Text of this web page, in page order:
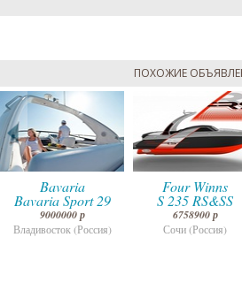
ПОХОЖИЕ
Bavaria
Bavaria Sport 29
9000000 р
Владивосток (Россия)
Four Winns
S 235 RS&SS
6758900 р
Сочи (Россия)